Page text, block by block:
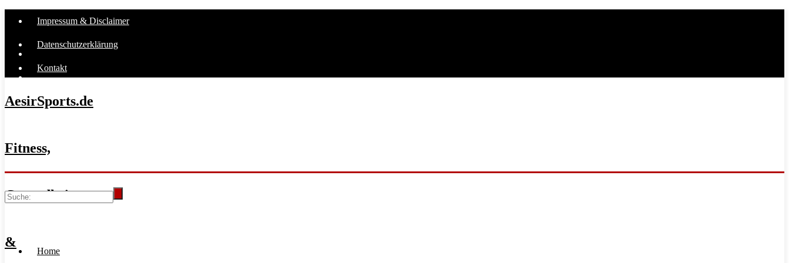
Impressum & Disclaimer
Datenschutzerklärung
Kontakt
AesirSports.de
Fitness,
Gesundheit
&
Home